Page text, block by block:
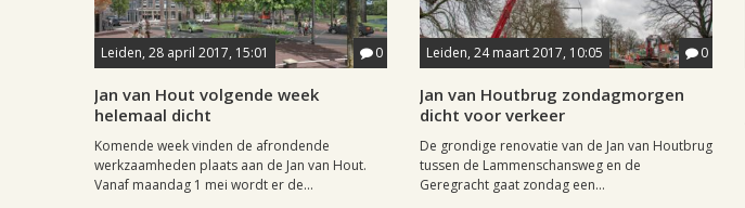
Leiden, 28 april 2017, 15:01 0
Jan van Hout volgende week
helemaal dicht
Komende week vinden de afrondende
werkzaamheden plaats aan de Jan van Hout.
Vanaf maandag 1 mei wordt er de...
Leiden, 24 maart 2017, 10:05 0
Jan van Houtbrug zondagmorgen
dicht voor verkeer
De grondige renovatie van de Jan van Houtbrug
tussen de Lammenschansweg en de
Geregracht gaat zondag een...